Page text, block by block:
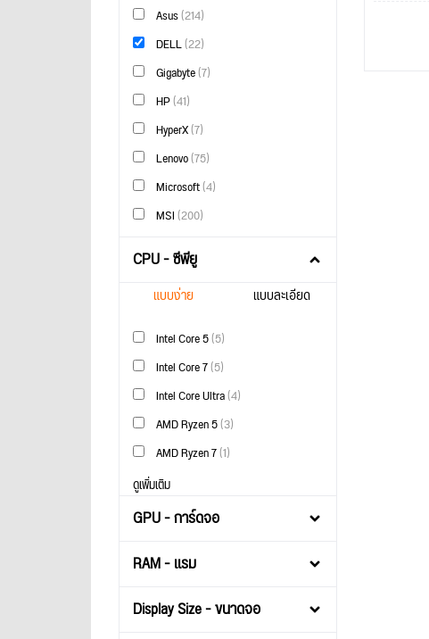
Asus(214)
DELL(22)
Gigabyte(7)
HP(41)
HyperX(7)
Lenovo(75)
Microsoft(4)
MSI(200)
CPU - ซีพียู
แบบง่าย แบบละเอียด
Intel Core 5(5)
Intel Core 7(5)
Intel Core Ultra(4)
AMD Ryzen 5(3)
AMD Ryzen 7(1)
ดูเพิ่มเติม
GPU - การ์ดจอ
RAM - แรม
Display Size - ขนาดจอ